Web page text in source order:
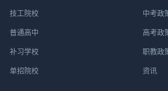
技工院校
普通高中
补习学校
单招院校
中考政
高考政
职教政
资讯